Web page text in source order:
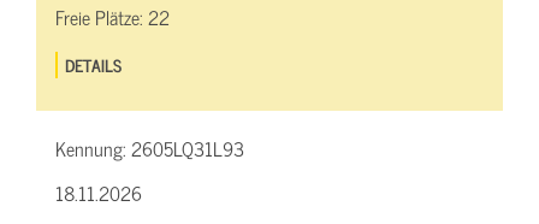
Freie Plätze:22
DETAILS
Kennung:2605LQ31L93
18.11.2026